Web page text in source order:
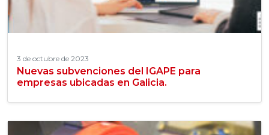
3 de octubre de 2023
Nuevas subvenciones del IGAPE para
empresas ubicadas en Galicia.